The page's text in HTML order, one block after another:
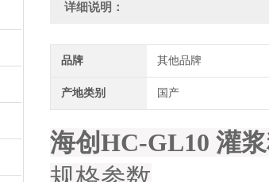
详细说明：
品牌 其他品牌
产地类别 国产
海创HC-GL10 灌